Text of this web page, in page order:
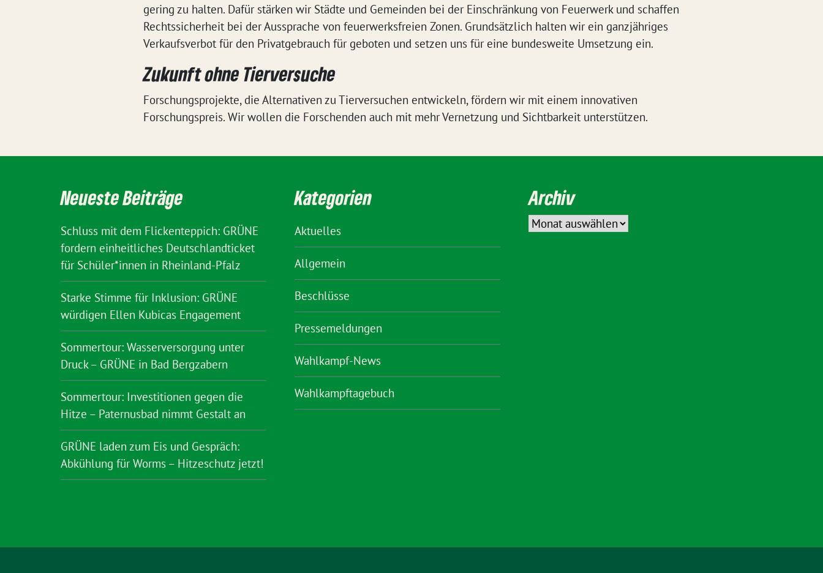
gering zu halten. Dafür stärken wir Städte und Gemeinden bei der Einschränkung von Feuerwerk und schaffen
Rechtssicherheit bei der Aussprache von feuerwerksfreien Zonen. Grundsätzlich halten wir ein ganzjähriges
Verkaufsverbot für den Privatgebrauch für geboten und setzen uns für eine bundesweite Umsetzung ein.
Zukunft ohne Tierversuche
Forschungsprojekte, die Alternativen zu Tierversuchen entwickeln, fördern wir mit einem innovativen
Forschungspreis. Wir wollen die Forschenden auch mit mehr Vernetzung und Sichtbarkeit unterstützen.
Neueste Beiträge
Schluss mit dem Flickenteppich: GRÜNE
fordern einheitliches Deutschlandticket
für Schüler*innen in Rheinland-Pfalz
Starke Stimme für Inklusion: GRÜNE
würdigen Ellen Kubicas Engagement
Sommertour: Wasserversorgung unter
Druck – GRÜNE in Bad Bergzabern
Sommertour: Investitionen gegen die
Hitze – Paternusbad nimmt Gestalt an
GRÜNE laden zum Eis und Gespräch:
Abkühlung für Worms – Hitzeschutz jetzt!
Kategorien
Aktuelles
Allgemein
Beschlüsse
Pressemeldungen
Wahlkampf-News
Wahlkampftagebuch
Archiv